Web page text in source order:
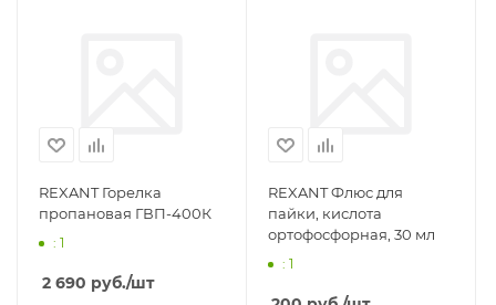
REXANT Горелка
пропановая ГВП-400К
: 1
2 690 руб./шт
REXANT Флюс для
пайки, кислота
ортофосфорная, 30 мл
: 1